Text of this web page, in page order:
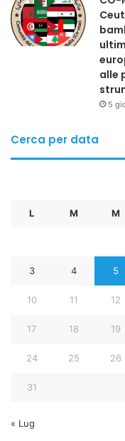
* Roberto Germano –
* Giada Ying Zhao –
* Zheng Zhongyu –
#COMITATO
* Carlo Marino –
* Zheng Zhongyu –
#COMITATO DEGLI
#COMITATO
* Claudio Corbellini –
alle
5
Cerca per data
L M M
3 4 5
10 11 12
17 18 19
24 25 26
31
« Lug